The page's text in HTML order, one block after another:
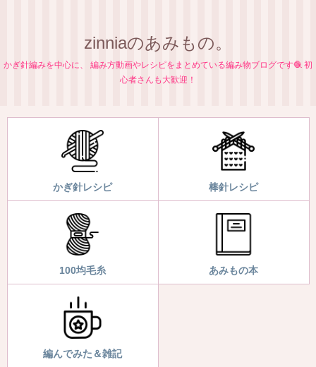
zinniaのあみもの。
かぎ針編みを中心に、 編み方動画やレシピをまとめている編み物ブログです🧶 初
心者さんも大歓迎！
かぎ針レシピ 棒針レシピ
100均毛糸 あみもの本
編んでみた＆雑記